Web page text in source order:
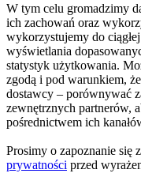
W tym celu gromadzimy
ich zachowań oraz
wykorzystujemy do
wyświetlania
statystyk użytkowania.
zgodą i pod warunkiem,
dostawcy – porównywać
zewnętrznych partnerów,
pośrednictwem ich
Prosimy o zapoznanie się
prywatności przed